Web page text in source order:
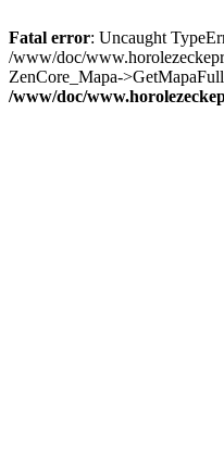
Fatal error: Uncaught
/www/doc/
ZenCore_Mapa-
/www/doc/